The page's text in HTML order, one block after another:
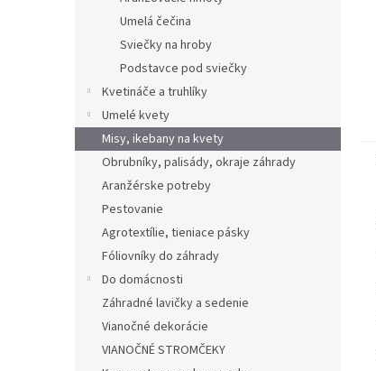
Umelá čečina
Sviečky na hroby
Podstavce pod sviečky
Kvetináče a truhlíky
Umelé kvety
Misy, ikebany na kvety
Obrubníky, palisády, okraje záhrady
Aranžérske potreby
Pestovanie
Agrotextílie, tieniace pásky
Fóliovníky do záhrady
Do domácnosti
Záhradné lavičky a sedenie
Vianočné dekorácie
VIANOČNÉ STROMČEKY